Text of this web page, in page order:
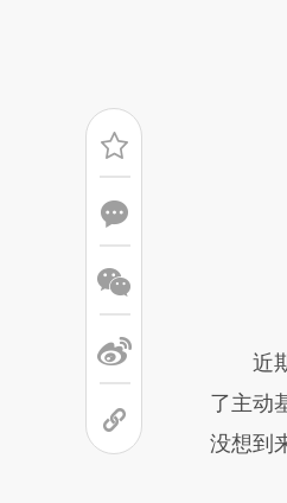
请务
成，可
近期
了主动
没想到